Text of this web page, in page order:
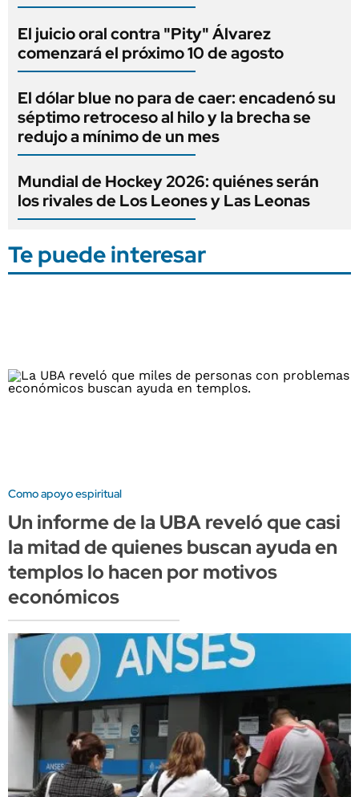
El juicio oral contra "Pity" Álvarez
comenzará el próximo 10 de agosto
El dólar blue no para de caer: encadenó su
séptimo retroceso al hilo y la brecha se
redujo a mínimo de un mes
Mundial de Hockey 2026: quiénes serán
los rivales de Los Leones y Las Leonas
Te puede interesar
Como apoyo espiritual
Un informe de la UBA reveló que casi
la mitad de quienes buscan ayuda en
templos lo hacen por motivos
económicos